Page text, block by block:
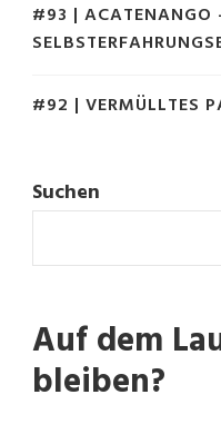
#93 | ACATENANGO
#92 | VERMÜLLTES
Suchen
Auf dem
bleiben?